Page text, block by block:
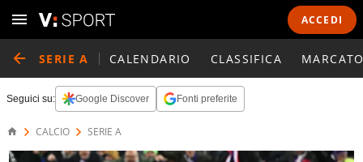
ACCEDI
SERIE A CALENDARIO CLASSIFICA
Seguici su: Google Discover Fonti preferite
CALCIO SERIE A